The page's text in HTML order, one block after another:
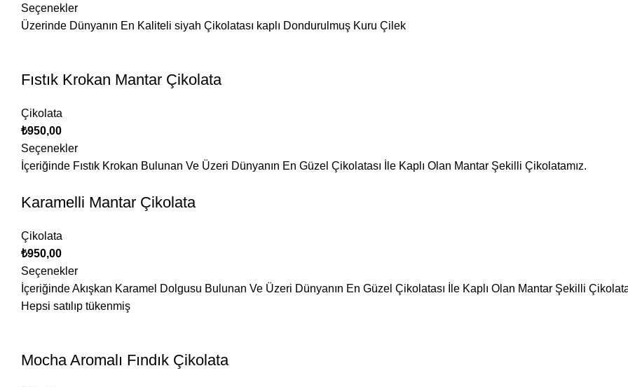
Seçenekler
Üzerinde Dünyanın En Kaliteli siyah Çikolatası kaplı Dondurulmuş Kuru Çilek
Fıstık Krokan Mantar Çikolata
Çikolata
₺950,00
Seçenekler
İçeriğinde Fıstık Krokan Bulunan Ve Üzeri Dünyanın En Güzel Çikolatası İle Kaplı Olan Mantar Şekilli Çikolatamız.
Karamelli Mantar Çikolata
Çikolata
₺950,00
Seçenekler
İçeriğinde Akışkan Karamel Dolgusu Bulunan Ve Üzeri Dünyanın En Güzel Çikolatası İle Kaplı Olan Mantar Şekilli
Hepsi satılıp tükenmiş
Mocha Aromalı Fındık Çikolata